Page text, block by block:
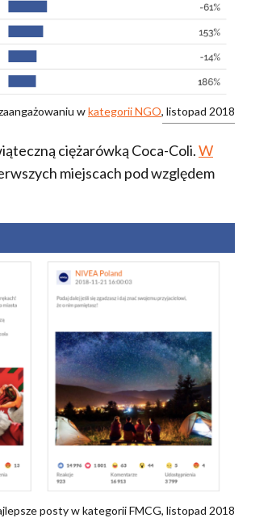
wkategorii NGO, listopad 2018
ciężarówką Coca-Coli.W
miejscach pod względem
posty w kategorii FMCG, listopad 2018